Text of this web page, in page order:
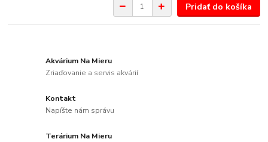
Pridať do košíka
Akvárium Na Mieru
Zriaďovanie a servis akvárií
Kontakt
Napíšte nám správu
Terárium Na Mieru